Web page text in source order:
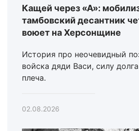
Кащей через «А»:
тамбовский десантник
воюет на Херсонщине
История про неочевидный
войска дяди Васи, силу
плеча.
02.08.2026